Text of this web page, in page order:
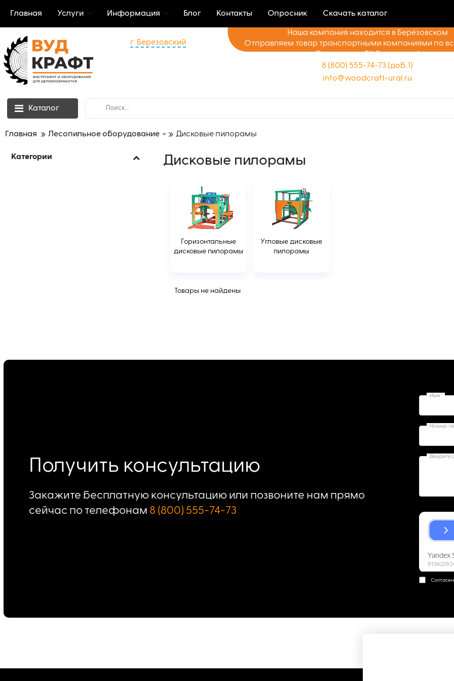
Главная Услуги Информация Блог Контакты Опросник Скачать каталог
г. Березовский
Наша компания находится в Берёзовском
Отправляем товар транспортными компаниями по
Доставка до ТК бесплатно!
8 (800) 555-74-73 (доб. 1)
info@woodcraft-ural.ru
Каталог
Главная Лесопильное оборудование Дисковые пилорамы
Категории Дисковые пилорамы
Горизонтальные
дисковые пилорамы
Угловые дисковые
пилорамы
Товары не найдены
Получить консультацию
Закажите бесплатную консультацию или позвоните нам прямо
сейчас по телефонам 8 (800) 555-74-73
Имя*
Номер
Введите